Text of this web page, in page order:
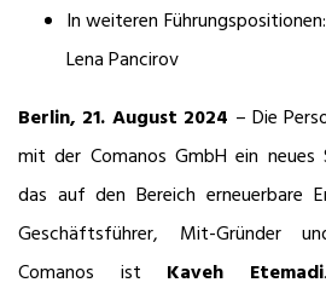
In weiteren
Lena Pancirov
Berlin, 21. August 2024 – Die
mit der Comanos GmbH ein neues
das auf den Bereich erneuerbare
Geschäftsführer, Mit-Gründer
Comanos ist Kaveh Etemadi